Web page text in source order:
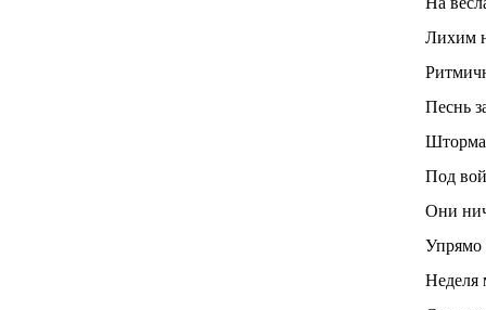
Лихим
Песнь
Шторма
Под
Они
Упрямо
Неделя